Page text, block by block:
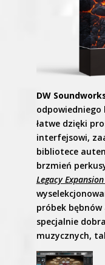
DW
łatwe dzięki
interfejsowi,
bibliotece
brzmień
Legacy
próbek
specjalnie
muzycznych,